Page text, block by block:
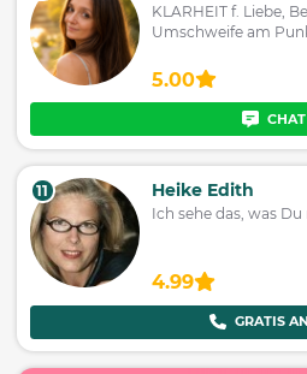
KLARHEIT f. Liebe,
Umschweife am
5.00
CHAT
11 Heike Edith
Ich sehe das, was
4.99
GRATIS